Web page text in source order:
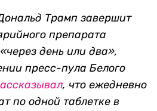
Трамп завершит
препарата
день или два»,
пресс-пула Белого
, что ежедневно
по одной таблетке в